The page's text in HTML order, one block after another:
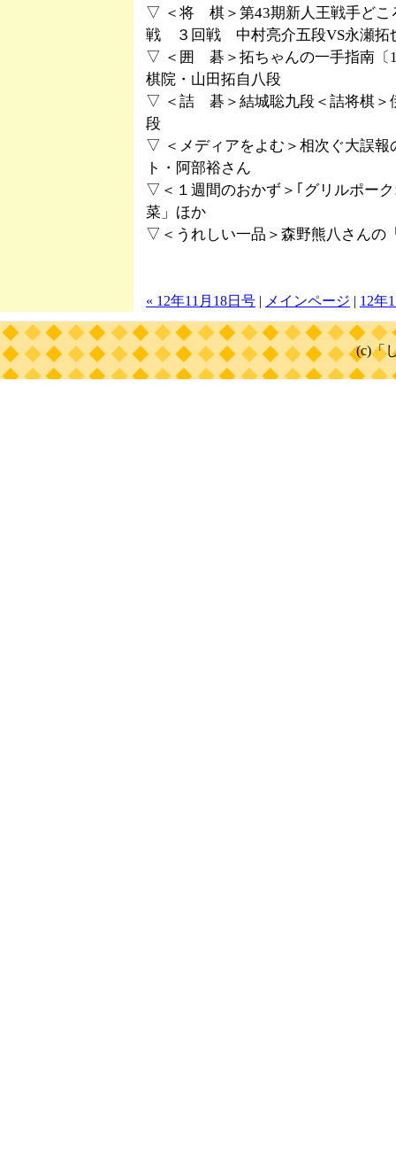
▽ ＜将 棋＞第43期新人王戦手ど
戦 ３回戦 中村亮介五段VS永瀬拓
▽ ＜囲 碁＞拓ちゃんの一手指南〔
棋院・山田拓自八段
▽ ＜詰 碁＞結城聡九段＜詰将棋＞
段
▽ ＜メディアをよむ＞相次ぐ大誤
ト・阿部裕さん
▽＜１週間のおかず＞｢グリルポー
菜」ほか
▽＜うれしい一品＞森野熊八さんの
« 12年11月18日号 | メインページ | 12年
(c)「